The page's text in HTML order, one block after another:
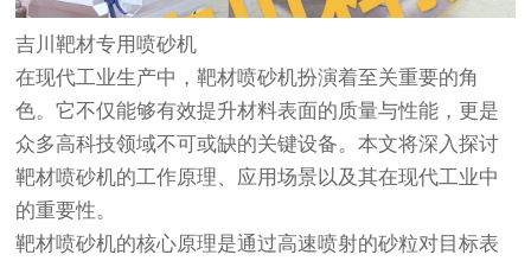
吉川靶材专用喷砂机
在现代工业生产中，靶材喷砂机扮演着至关重要的角
色。它不仅能够有效提升材料表面的质量与性能，更是
众多高科技领域不可或缺的关键设备。本文将深入探讨
靶材喷砂机的工作原理、应用场景以及其在现代工业中
的重要性。
靶材喷砂机的核心原理是通过高速喷射的砂粒对目标表